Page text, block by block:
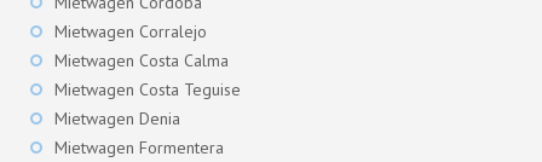
Mietwagen Corralejo
Mietwagen Costa Calma
Mietwagen Costa Teguise
Mietwagen Denia
Mietwagen Formentera